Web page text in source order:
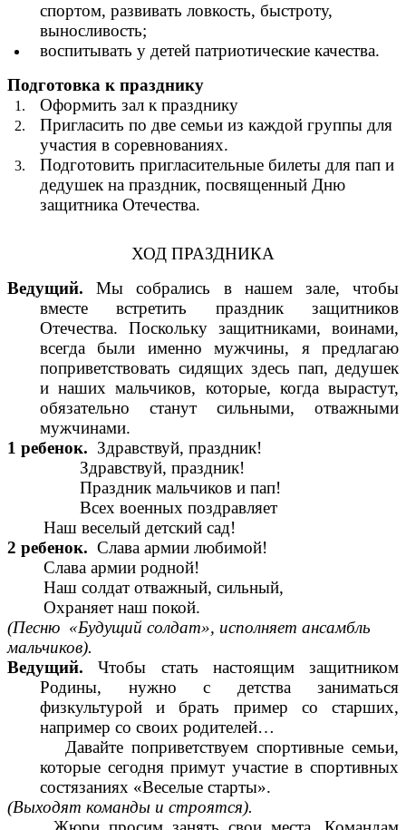
спортом, развивать ловкость, быстроту,
выносливость;
воспитывать у детей патриотические качества.
Подготовка к празднику
Оформить зал к празднику
Пригласить по две семьи из каждой группы для
участия в соревнованиях.
Подготовить пригласительные билеты для пап и
дедушек на праздник, посвященный Дню
защитника Отечества.
ХОД ПРАЗДНИКА
Ведущий.Мы собрались в нашем зале, чтобы
вместе встретить праздник защитников
Отечества. Поскольку защитниками, воинами,
всегда были именно мужчины, я предлагаю
поприветствовать сидящих здесь пап, дедушек
и наших мальчиков, которые, когда вырастут,
обязательно станут сильными, отважными
мужчинами.
1 ребенок. Здравствуй, праздник!
Здравствуй, праздник!
Праздник мальчиков и пап!
Всех военных поздравляет
Наш веселый детский сад!
2 ребенок. Слава армии любимой!
Слава армии родной!
Наш солдат отважный, сильный,
Охраняет наш покой.
(Песню «Будущий солдат», исполняет ансамбль
мальчиков).
Ведущий.Чтобы стать настоящим защитником
Родины, нужно с детства заниматься
физкультурой и брать пример со старших,
например со своих родителей…
Давайте поприветствуем спортивные семьи,
которые сегодня примут участие в спортивных
состязаниях «Веселые старты».
(Выходят команды и строятся).